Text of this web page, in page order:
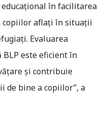
în facilitarea
copiilor aflați în situații
Evaluarea
este eficient în
și contribuie
de bine a copiilor”, a